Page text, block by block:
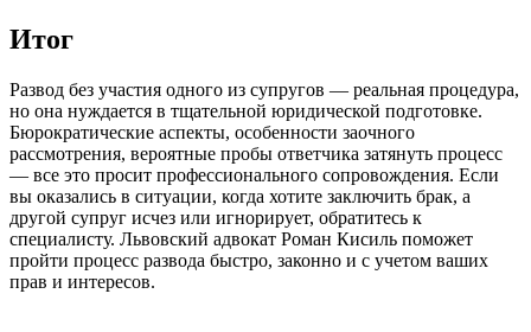
Итог
Развод без участия одного из супругов — реальная процедура,
но она нуждается в тщательной юридической подготовке.
Бюрократические аспекты, особенности заочного
рассмотрения, вероятные пробы ответчика затянуть процесс
— все это просит профессионального сопровождения. Если
вы оказались в ситуации, когда хотите заключить брак, а
другой супруг исчез или игнорирует, обратитесь к
специалисту. Львовский адвокат Роман Кисиль поможет
пройти процесс развода быстро, законно и с учетом ваших
прав и интересов.